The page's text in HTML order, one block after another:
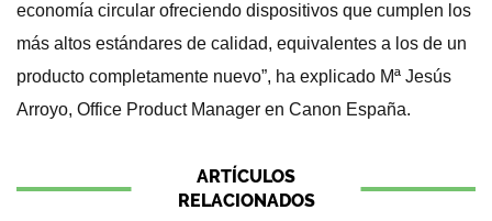
economía circular ofreciendo dispositivos que cumplen los
más altos estándares de calidad, equivalentes a los de un
producto completamente nuevo”, ha explicado Mª Jesús
Arroyo, Office Product Manager en Canon España.
ARTÍCULOS
RELACIONADOS